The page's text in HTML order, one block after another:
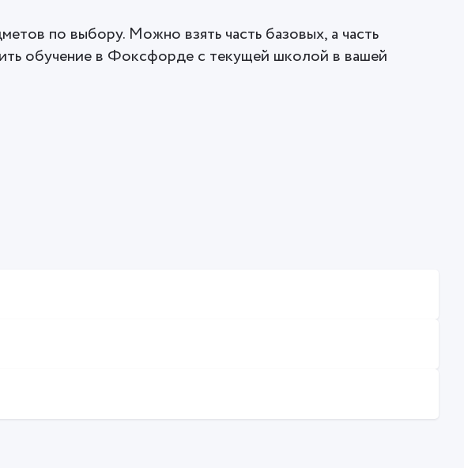
по выбору. Можно взять часть базовых, а часть
обучение в Фоксфорде с текущей школой в вашей